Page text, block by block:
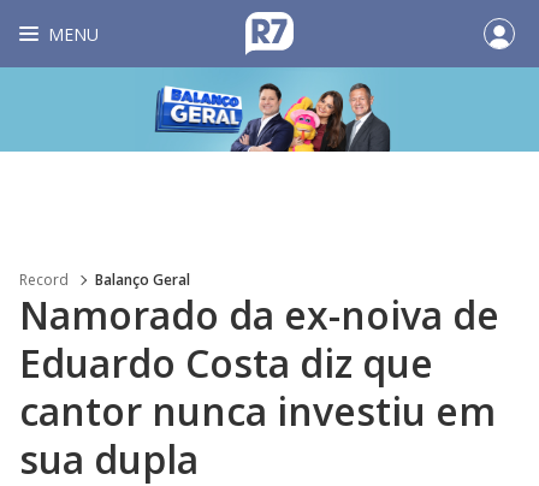
MENU
Record Balanço Geral
Namorado da ex-noiva de
Eduardo Costa diz que
cantor nunca investiu em
sua dupla